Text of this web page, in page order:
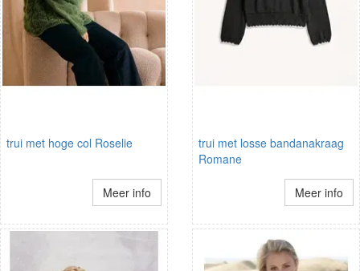
trui met hoge col Roselie
Meer info
trui met losse bandanakraag
Romane
Meer info